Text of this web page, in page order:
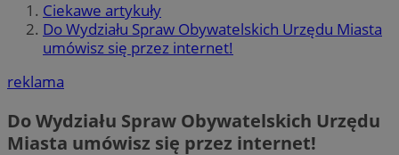
Ciekawe artykuły
Do Wydziału Spraw Obywatelskich Urzędu Miasta
umówisz się przez internet!
reklama
Do Wydziału Spraw Obywatelskich Urzędu
Miasta umówisz się przez internet!